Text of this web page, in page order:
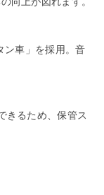
ン車」を採用。音
きるため、保管ス